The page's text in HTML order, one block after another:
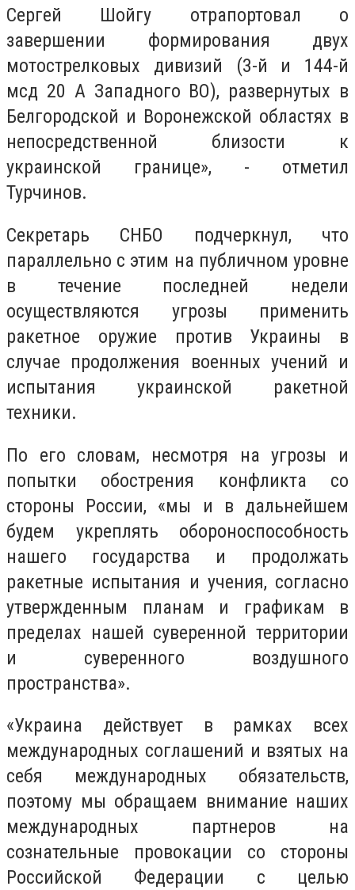
Сергей Шойгу отрапортовал о
завершении формирования двух
мотострелковых дивизий (3-й и 144-й
мсд 20 А Западного ВО), развернутых в
Белгородской и Воронежской областях в
непосредственной близости к
украинской границе», - отметил
Турчинов.
Секретарь СНБО подчеркнул, что
параллельно с этим на публичном уровне
в течение последней недели
осуществляются угрозы применить
ракетное оружие против Украины в
случае продолжения военных учений и
испытания украинской ракетной
техники.
По его словам, несмотря на угрозы и
попытки обострения конфликта со
стороны России, «мы и в дальнейшем
будем укреплять обороноспособность
нашего государства и продолжать
ракетные испытания и учения, согласно
утвержденным планам и графикам в
пределах нашей суверенной территории
и суверенного воздушного
пространства».
«Украина действует в рамках всех
международных соглашений и взятых на
себя международных обязательств,
поэтому мы обращаем внимание наших
международных партнеров на
сознательные провокации со стороны
Российской Федерации с целью